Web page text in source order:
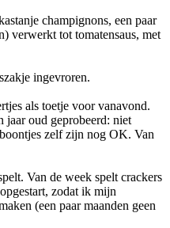
champignons, een paar
verwerkt tot tomatensaus, met
ingevroren.
als toetje voor vanavond.
jaar oud geprobeerd: niet
zelf zijn nog OK. Van
Van de week spelt crackers
zodat ik mijn
(een paar maanden geen